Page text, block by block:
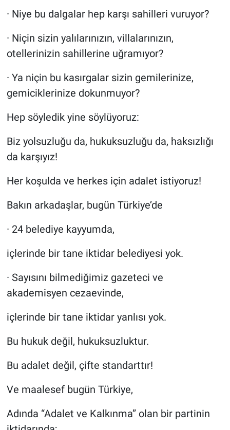
· Niye bu dalgalar hep karşı sahilleri vuruyor?
· Niçin sizin yalılarınızın, villalarınızın,
otellerinizin sahillerine uğramıyor?
· Ya niçin bu kasırgalar sizin gemilerinize,
gemiciklerinize dokunmuyor?
Hep söyledik yine söylüyoruz:
Biz yolsuzluğu da, hukuksuzluğu da, haksızlığı
da karşıyız!
Her koşulda ve herkes için adalet istiyoruz!
Bakın arkadaşlar, bugün Türkiye’de
· 24 belediye kayyumda,
içlerinde bir tane iktidar belediyesi yok.
· Sayısını bilmediğimiz gazeteci ve
akademisyen cezaevinde,
içlerinde bir tane iktidar yanlısı yok.
Bu hukuk değil, hukuksuzluktur.
Bu adalet değil, çifte standarttır!
Ve maalesef bugün Türkiye,
Adında “Adalet ve Kalkınma” olan bir partinin